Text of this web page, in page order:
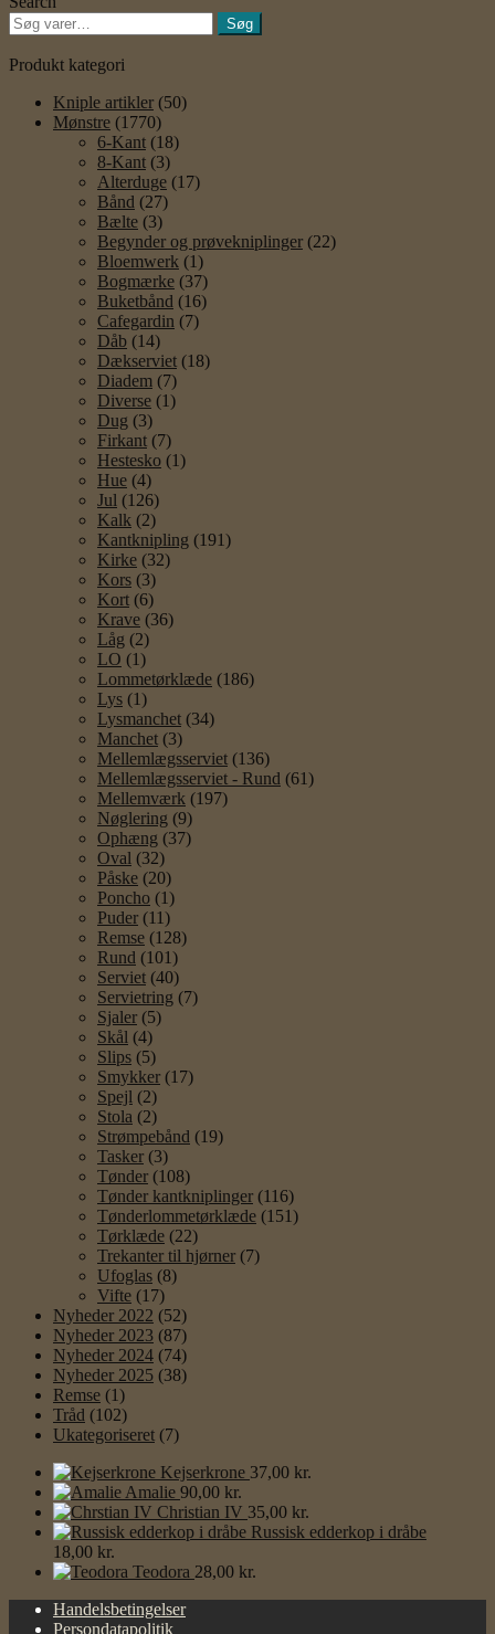
Søg
efter:
Søg
Produkt kategori
Kniple artikler (50)
Mønstre (1770)
6-Kant (18)
8-Kant (3)
Alterduge (17)
Bånd (27)
Bælte (3)
Begynder og prøvekniplinger (22)
Bloemwerk (1)
Bogmærke (37)
Buketbånd (16)
Cafegardin (7)
Dåb (14)
Dækserviet (18)
Diadem (7)
Diverse (1)
Dug (3)
Firkant (7)
Hestesko (1)
Hue (4)
Jul (126)
Kalk (2)
Kantknipling (191)
Kirke (32)
Kors (3)
Kort (6)
Krave (36)
Låg (2)
LO (1)
Lommetørklæde (186)
Lys (1)
Lysmanchet (34)
Manchet (3)
Mellemlægsserviet (136)
Mellemlægsserviet - Rund (61)
Mellemværk (197)
Nøglering (9)
Ophæng (37)
Oval (32)
Påske (20)
Poncho (1)
Puder (11)
Remse (128)
Rund (101)
Serviet (40)
Servietring (7)
Sjaler (5)
Skål (4)
Slips (5)
Smykker (17)
Spejl (2)
Stola (2)
Strømpebånd (19)
Tasker (3)
Tønder (108)
Tønder kantkniplinger (116)
Tønderlommetørklæde (151)
Tørklæde (22)
Trekanter til hjørner (7)
Ufoglas (8)
Vifte (17)
Nyheder 2022 (52)
Nyheder 2023 (87)
Nyheder 2024 (74)
Nyheder 2025 (38)
Remse (1)
Tråd (102)
Ukategoriseret (7)
Kejserkrone 37,00 kr.
Amalie 90,00 kr.
Christian IV 35,00 kr.
Russisk edderkop i dråbe
18,00 kr.
Teodora 28,00 kr.
Handelsbetingelser
Persondatapolitik